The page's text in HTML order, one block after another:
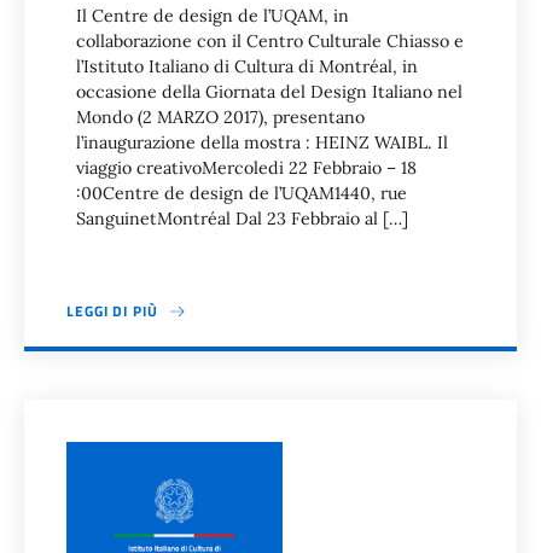
Il Centre de design de l’UQAM, in
collaborazione con il Centro Culturale Chiasso e
l’Istituto Italiano di Cultura di Montréal, in
occasione della Giornata del Design Italiano nel
Mondo (2 MARZO 2017), presentano
l’inaugurazione della mostra : HEINZ WAIBL. Il
viaggio creativoMercoledi 22 Febbraio – 18
:00Centre de design de l’UQAM1440, rue
SanguinetMontréal Dal 23 Febbraio al […]
LEGGI DI PIÙ